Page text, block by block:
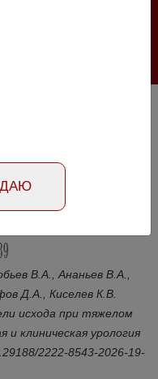
языковых моделей
В.А., Ананьев В.А.,
Д.А., Киселев К.В.
исхода при тяжелом
клиническая урология
2222-8543-2026-19-